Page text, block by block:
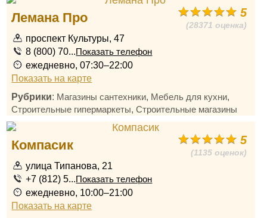
5
(28371 оценка)
Лемана Про
проспект Культуры, 47
8 (800) 70...Показать телефон
ежедневно, 07:30–22:00
Показать на карте
Рубрики: Магазины сантехники, Мебель для кухни,
Строительные гипермаркеты,Строительные магазины
5
(1135 оценок)
Компасик
улица Типанова, 21
+7 (812) 5...Показать телефон
ежедневно, 10:00–21:00
Показать на карте